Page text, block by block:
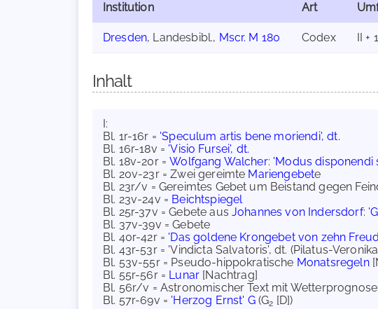
Institution Art
Dresden, Landesbibl., Mscr. M 180 Codex II +
Inhalt
I:
Bl. 1r-16r = 'Speculum artis bene moriendi', dt.
Bl. 16r-18v = 'Visio Fursei', dt.
Bl. 18v-20r =Wolfgang Walcher: 'Modus disponendi
Bl. 20v-23r = Zwei gereimte Mariengebete
Bl. 23r/v = Gereimtes Gebet um Beistand gegen
Bl. 23v-24v = Beichtspiegel
Bl. 25r-37v = Gebete aus Johannes von Indersdorf:
Bl. 37v-39v = Gebete
Bl. 40r-42r = 'Das goldene Krongebet von zehn
Bl. 43r-53r = 'Vindicta Salvatoris', dt. (Pilatus-
Bl. 53v-55r = Pseudo-hippokratische Monatsregeln
Bl. 55r-56r = Lunar [Nachtrag]
Bl. 56r/v = Astronomischer Text mit
Bl. 57r-69v = 'Herzog Ernst' G(G2 [D])